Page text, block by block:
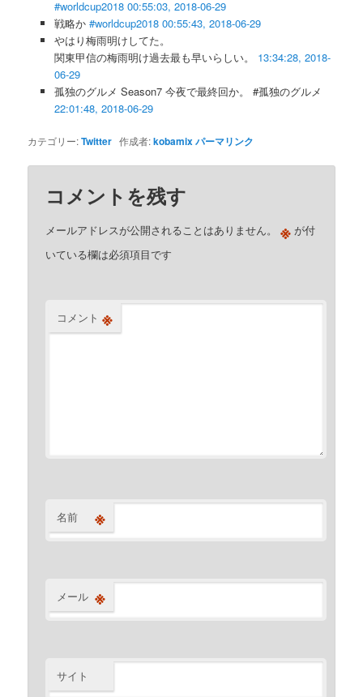
#worldcup2018 00:55:03, 2018-06-29
戦略か #worldcup2018 00:55:43, 2018-06-29
やはり梅雨明けしてた。
関東甲信の梅雨明け過去最も早いらしい。 13:34:28, 2018-
06-29
孤独のグルメ Season7 今夜で最終回か。 #孤独のグルメ
22:01:48, 2018-06-29
カテゴリー:Twitter 作成者:kobamixパーマリンク
コメントを残す
メールアドレスが公開されることはありません。 ※ が付
いている欄は必須項目です
コメント ※
名前 ※
メール ※
サイト